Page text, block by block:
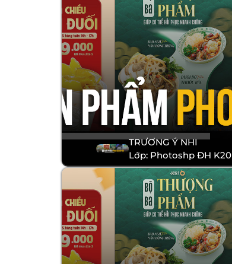
TRƯƠNG Ý NHI
Lớp: Photoshp ĐH K20